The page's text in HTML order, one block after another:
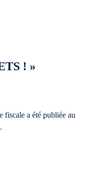
! »
fiscale a été publiée au